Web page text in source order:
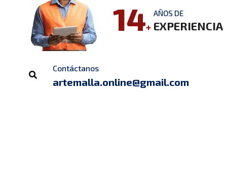
14+
AÑOS DE
EXPERIENCIA
Contáctanos
artemalla.online@gmail.com